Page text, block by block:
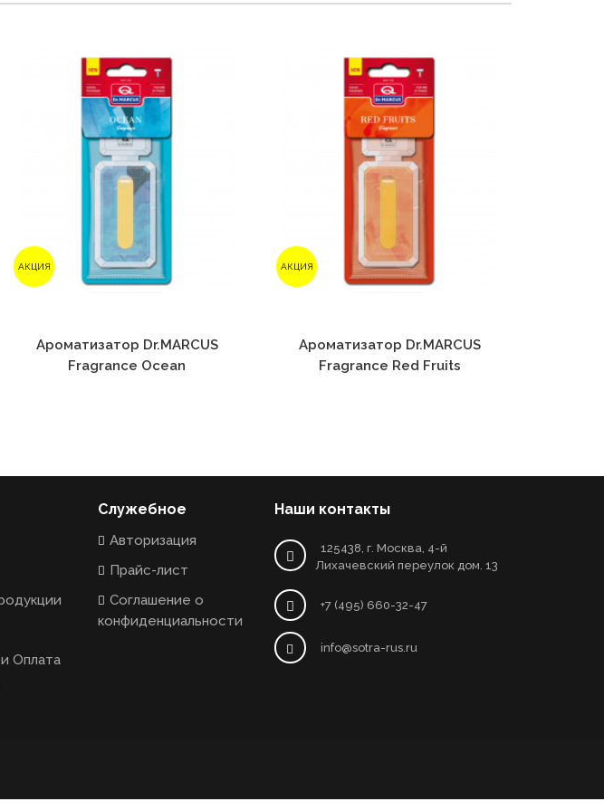
АКЦИЯ
Ароматизатор Dr.MARCUS
Fragrance Ocean
АКЦИЯ
Ароматизатор Dr.MARCUS
Fragrance Red Fruits
Оплата
Служебное
Авторизация
Прайс-лист
Соглашение о
конфиденциальности
Наши контакты
125438, г. Москва, 4-й
Лихачевский переулок дом. 13
+7 (495) 660-32-47
info@sotra-rus.ru